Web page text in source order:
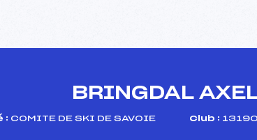
BRINGDAL
: COMITE DE SKI DE SAVOIE Club : 13190